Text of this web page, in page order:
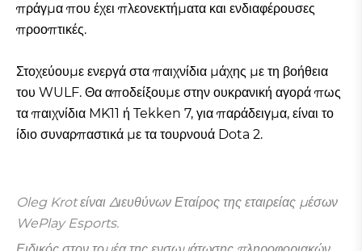
πράγμα που έχει πλεονεκτήματα και ενδιαφέρουσες
προοπτικές.
Στοχεύουμε ενεργά στα παιχνίδια μάχης με τη βοήθεια
του WULF. Θα αποδείξουμε στην ουκρανική αγορά πως
τα παιχνίδια MK11 ή Tekken 7, για παράδειγμα, είναι το
ίδιο συναρπαστικά με τα τουρνουά Dota 2.
Oleg Krot είναι Διευθύνων Εταίρος της εταιρείας μέσων
WePlay Esports.